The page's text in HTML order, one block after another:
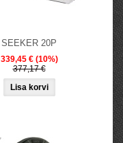
SEEKER 20P
339,45 € (10%)
377,17 €